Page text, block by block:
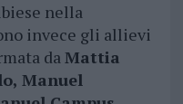
nella
invece gli allievi
daMattia
Manuel